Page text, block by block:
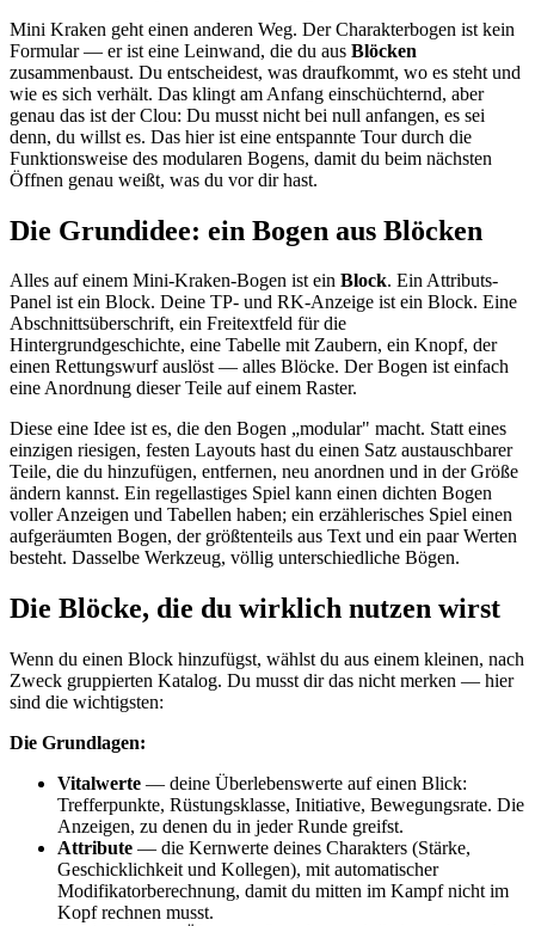
Mini Kraken geht einen anderen Weg. Der Charakterbogen ist kein
Formular — er ist eine Leinwand, die du aus Blöcken
zusammenbaust. Du entscheidest, was draufkommt, wo es steht und
wie es sich verhält. Das klingt am Anfang einschüchternd, aber
genau das ist der Clou: Du musst nicht bei null anfangen, es sei
denn, du willst es. Das hier ist eine entspannte Tour durch die
Funktionsweise des modularen Bogens, damit du beim nächsten
Öffnen genau weißt, was du vor dir hast.
Die Grundidee: ein Bogen aus Blöcken
Alles auf einem Mini-Kraken-Bogen ist ein Block. Ein Attributs-
Panel ist ein Block. Deine TP- und RK-Anzeige ist ein Block. Eine
Abschnittsüberschrift, ein Freitextfeld für die
Hintergrundgeschichte, eine Tabelle mit Zaubern, ein Knopf, der
einen Rettungswurf auslöst — alles Blöcke. Der Bogen ist einfach
eine Anordnung dieser Teile auf einem Raster.
Diese eine Idee ist es, die den Bogen „modular" macht. Statt eines
einzigen riesigen, festen Layouts hast du einen Satz austauschbarer
Teile, die du hinzufügen, entfernen, neu anordnen und in der Größe
ändern kannst. Ein regellastiges Spiel kann einen dichten Bogen
voller Anzeigen und Tabellen haben; ein erzählerisches Spiel einen
aufgeräumten Bogen, der größtenteils aus Text und ein paar Werten
besteht. Dasselbe Werkzeug, völlig unterschiedliche Bögen.
Die Blöcke, die du wirklich nutzen wirst
Wenn du einen Block hinzufügst, wählst du aus einem kleinen, nach
Zweck gruppierten Katalog. Du musst dir das nicht merken — hier
sind die wichtigsten:
Die Grundlagen:
Vitalwerte — deine Überlebenswerte auf einen Blick:
Trefferpunkte, Rüstungsklasse, Initiative, Bewegungsrate. Die
Anzeigen, zu denen du in jeder Runde greifst.
Attribute — die Kernwerte deines Charakters (Stärke,
Geschicklichkeit und Kollegen), mit automatischer
Modifikatorberechnung, damit du mitten im Kampf nicht im
Kopf rechnen musst.